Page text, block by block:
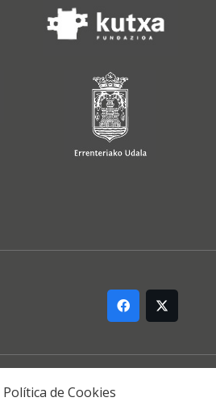
Política de Cookies